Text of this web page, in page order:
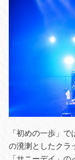
「初めの一歩」
の溌溂としたクラ